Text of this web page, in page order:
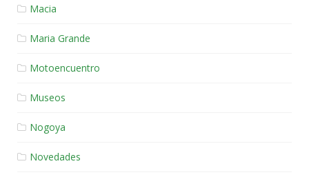
Macia
Maria Grande
Motoencuentro
Museos
Nogoya
Novedades